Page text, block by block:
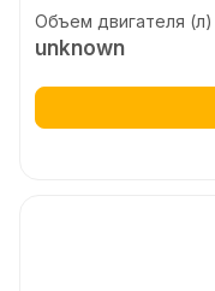
Объем двигателя (л)
unknown